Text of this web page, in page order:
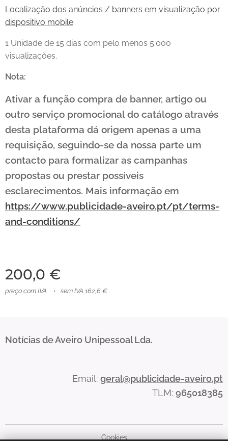
Localização dos anúncios / banners em visualização por
dispositivo mobile
1 Unidade de 15 dias com pelo menos 5.000
visualizações.
Nota:
Ativar a função compra de banner, artigo ou
outro serviço promocional do catálogo através
desta plataforma dá origem apenas a uma
requisição, seguindo-se da nossa parte um
contacto para formalizar as campanhas
propostas ou prestar possíveis
esclarecimentos. Mais informação em
https://www.publicidade-aveiro.pt/pt/terms-
and-conditions/
200,0 €
preço com IVA sem IVA 162,6 €
Notícias de Aveiro Unipessoal Lda.
Email: geral@publicidade-aveiro.pt
TLM: 965018385
Cookies